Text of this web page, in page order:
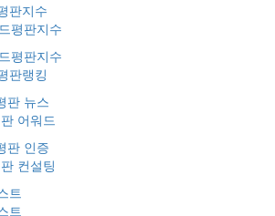
판지수
평판지수
평판지수
판랭킹
판 뉴스
어워드
판 인증
컨설팅
트
트